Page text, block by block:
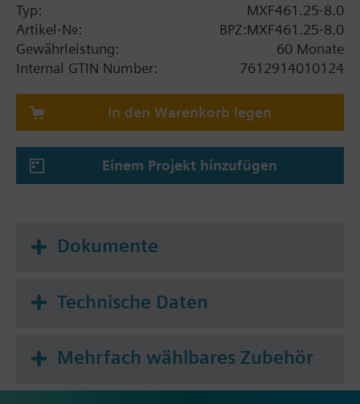
MXF461.. Ventile sind UL approbiert
Warnung
ACHTUNG!
Das Ventil darf nur als Misch- oder
Durchgangsventil, nicht als Verteilventil eingesetzt
werden.
Typ:
MXF461.25-8.0
Artikel-Nr.:
BPZ:MXF461.25-8.0
Gewährleistung:
60 Monate
Internal GTIN Number:
7612914010124
In den Warenkorb legen
Einem Projekt hinzufügen
Dokumente
Technische Daten
Mehrfach wählbares Zubehör